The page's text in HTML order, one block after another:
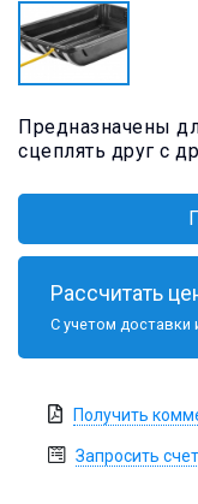
Предназначены
сцеплять друг с
Рассчитать
С учетом доставки
Получить
Запросить